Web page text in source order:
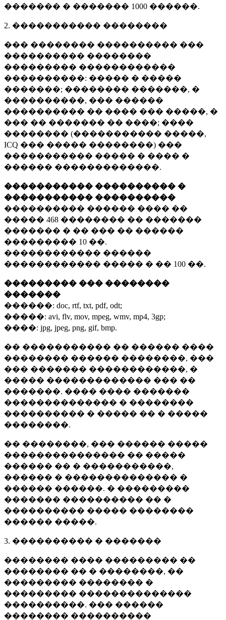
������� � ������� 1000 ������.
2. ����������� ��������
��� �������� ���������� ���
���������� ��������
��������� ������������
����������: ����� � �����
�������; �������� �������, �
����������, ��� ������
���������� �� ���� ��� �����, �
��� �� ������� �� ����; ����
�������� (����������� �����,
ICQ ��� ����� ��������) ���
����������� ����� � ���� �
������ �������������.
����������� ���������� �
����������� ����������
���������� ������ ���� ��
����� 468 �������� �� �������
������� � �� ��� �� ������
��������� 10 ��.
������������ ������
������������ ����� � �� 100 ��.
��������� ��� ��������
�������
������: doc, rtf, txt, pdf, odt;
�����: avi, flv, mov, mpeg, wmv, mp4, 3gp;
����: jpg, jpeg, png, gif, bmp.
�� ����������� �� ������ ����
�������� ������ ��������, ���
��� ������� ������������, �
����� ������������� ��� ��
�������. ���� ���� �������
�������������� � ��������
���������� � ����� �� � �����
��������.
�� ��������, ��� ������ �����
��������������� �� �����
������ �� � �����������,
������ � �������������� �
������ ������. � ���������
������� ���������� �� �
���������� ����� ��������
������ �����.
3. ���������� � �������
�������� ���� ��������� ��
�������� �� � ��������, ��
��������� �������� �
��������� ��������������
����������. ��� ������
�������� ����������